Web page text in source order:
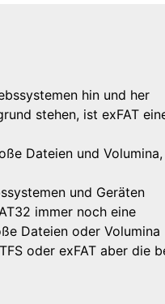
hin und her
stehen, ist exFAT
Dateien und
und Geräten
immer noch eine
Dateien oder Volumina
oder exFAT aber die